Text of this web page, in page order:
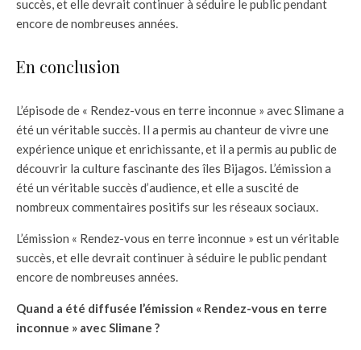
succès, et elle devrait continuer à séduire le public pendant
encore de nombreuses années.
En conclusion
L’épisode de « Rendez-vous en terre inconnue » avec Slimane a
été un véritable succès. Il a permis au chanteur de vivre une
expérience unique et enrichissante, et il a permis au public de
découvrir la culture fascinante des îles Bijagos. L’émission a
été un véritable succès d’audience, et elle a suscité de
nombreux commentaires positifs sur les réseaux sociaux.
L’émission « Rendez-vous en terre inconnue » est un véritable
succès, et elle devrait continuer à séduire le public pendant
encore de nombreuses années.
Quand a été diffusée l’émission « Rendez-vous en terre
inconnue » avec Slimane ?